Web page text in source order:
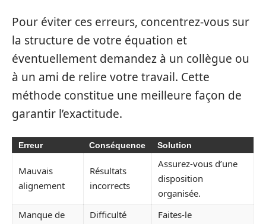
Pour éviter ces erreurs, concentrez-vous sur
la structure de votre équation et
éventuellement demandez à un collègue ou
à un ami de relire votre travail. Cette
méthode constitue une meilleure façon de
garantir l’exactitude.
Erreur Conséquence Solution
Mauvais
alignement
Résultats
incorrects
Assurez-vous d’une
disposition
organisée.
Manque de
Difficulté
Faites-le